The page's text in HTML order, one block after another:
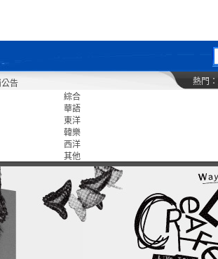
熱門：
綜合
華語
東洋
韓樂
西洋
其他